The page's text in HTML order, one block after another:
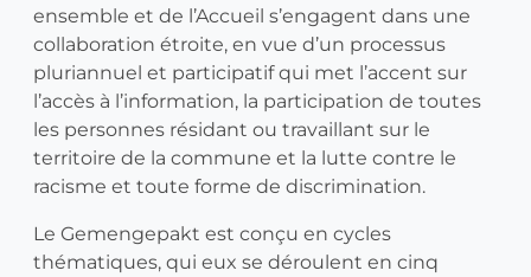
ensemble et de l’Accueil s’engagent dans une
collaboration étroite, en vue d’un processus
pluriannuel et participatif qui met l’accent sur
l’accès à l’information, la participation de toutes
les personnes résidant ou travaillant sur le
territoire de la commune et la lutte contre le
racisme et toute forme de discrimination.
Le Gemengepakt est conçu en cycles
thématiques, qui eux se déroulent en cinq